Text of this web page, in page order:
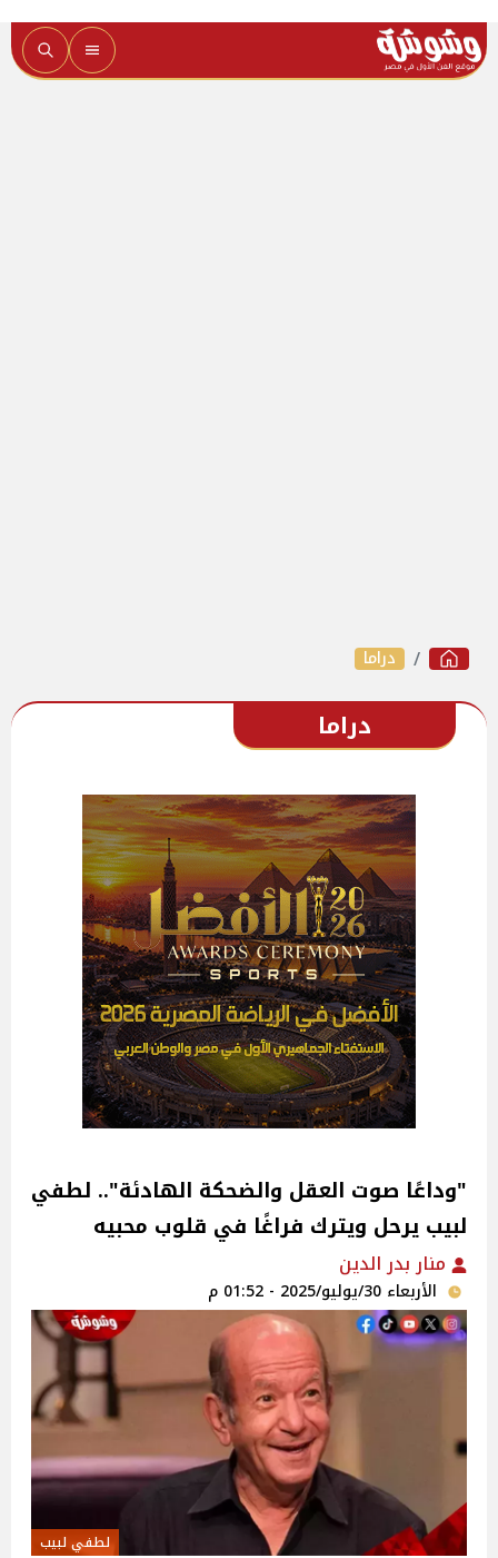
دراما
دراما
"وداعًا صوت العقل والضحكة الهادئة".. لطفي
لبيب يرحل ويترك فراغًا في قلوب محبيه
منار بدر الدين
الأربعاء 30/يوليو/2025 - 01:52 م
لطفي لبيب